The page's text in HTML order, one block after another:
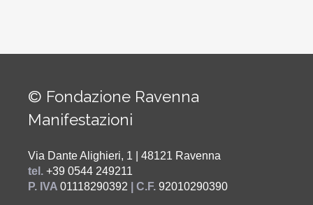
© Fondazione Ravenna
Manifestazioni
Via Dante Alighieri, 1 | 48121 Ravenna
tel. +39 0544 249211
P. IVA 01118290392 | C.F. 92010290390